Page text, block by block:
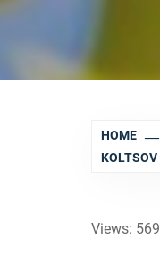
HOME
KOLTSOV
Views: 569